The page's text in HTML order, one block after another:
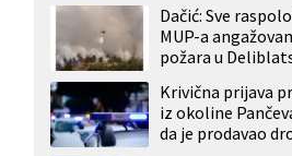
Dačić: Sve
MUP-a
požara u
Krivična prijava
iz okoline
da je prodavao